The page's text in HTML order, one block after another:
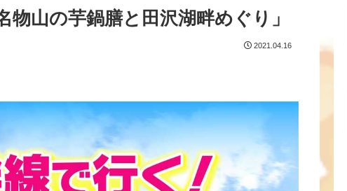
山の芋鍋膳と田沢湖畔めぐり」
2021.04.16